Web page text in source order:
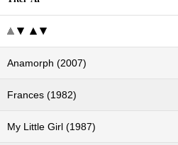
Anamorph (2007)
Frances (1982)
My Little Girl (1987)